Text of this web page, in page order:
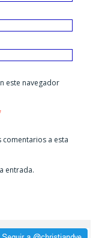
este navegador
comentarios a esta
entrada.